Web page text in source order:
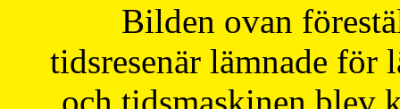
Bilden ovan
tidsresenär lämnade för